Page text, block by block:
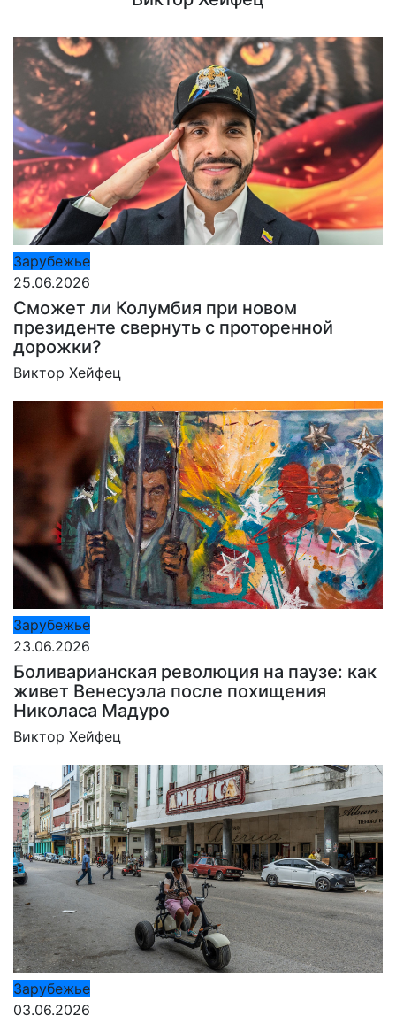
Зарубежье
25.06.2026
Сможет ли Колумбия при новом
президенте свернуть с проторенной
дорожки?
Виктор Хейфец
Зарубежье
23.06.2026
Боливарианская революция на паузе: как
живет Венесуэла после похищения
Николаса Мадуро
Виктор Хейфец
Зарубежье
03.06.2026